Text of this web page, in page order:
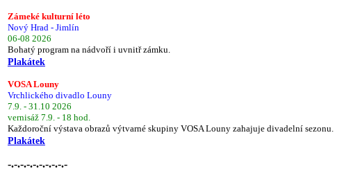
Zámeké kulturní léto
Nový Hrad - Jimlín
06-08 2026
Bohatý program na nádvoří i uvnitř zámku.
Plakátek
VOSA Louny
Vrchlického divadlo Louny
7.9. - 31.10 2026
vernisáž 7.9. - 18 hod.
Každoroční výstava obrazů výtvarné skupiny VOSA Louny zahajuje divadelní sezonu.
Plakátek
-.-.-.-.-.-.-.-.-.-